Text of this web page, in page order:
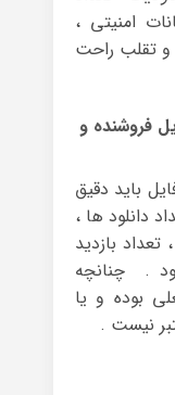
امنیتی ،
و تقلب راحت
فروشنده و
باید دقیق
دانلود ها ،
تعداد بازدید
. چنانچه
بوده و یا
نیست .